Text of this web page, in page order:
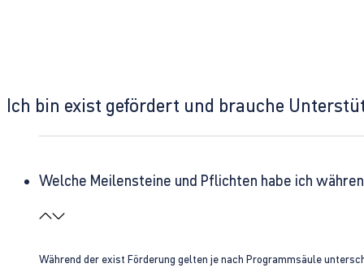
Ich bin exist gefördert und brauche
Welche Meilensteine und Pflichten habe ich
Während der exist Förderung gelten je nach Programmsäule